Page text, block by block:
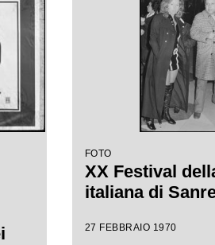
FOTO
XX Festival
italiana di
27 FEBBRAIO 1970